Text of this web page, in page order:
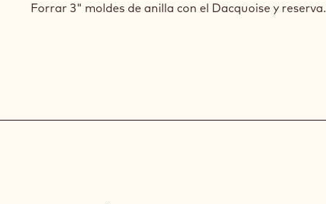
Forrar 3" moldes de anilla con el Dacquoise y reserva.